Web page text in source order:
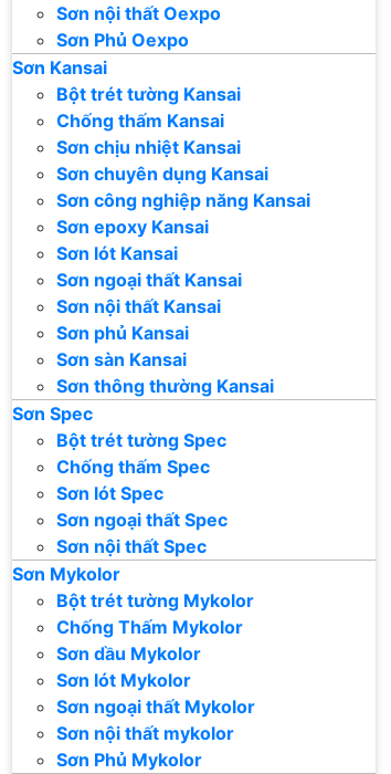
Sơn nội thất Oexpo
Sơn Phủ Oexpo
Sơn Kansai
Bột trét tường Kansai
Chống thấm Kansai
Sơn chịu nhiệt Kansai
Sơn chuyên dụng Kansai
Sơn công nghiệp năng Kansai
Sơn epoxy Kansai
Sơn lót Kansai
Sơn ngoại thất Kansai
Sơn nội thất Kansai
Sơn phủ Kansai
Sơn sàn Kansai
Sơn thông thường Kansai
Sơn Spec
Bột trét tường Spec
Chống thấm Spec
Sơn lót Spec
Sơn ngoại thất Spec
Sơn nội thất Spec
Sơn Mykolor
Bột trét tường Mykolor
Chống Thấm Mykolor
Sơn dầu Mykolor
Sơn lót Mykolor
Sơn ngoại thất Mykolor
Sơn nội thất mykolor
Sơn Phủ Mykolor